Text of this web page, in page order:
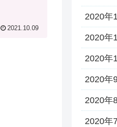
2021.10.09
2020年
2020年
2020年
2020年
2020年
2020年